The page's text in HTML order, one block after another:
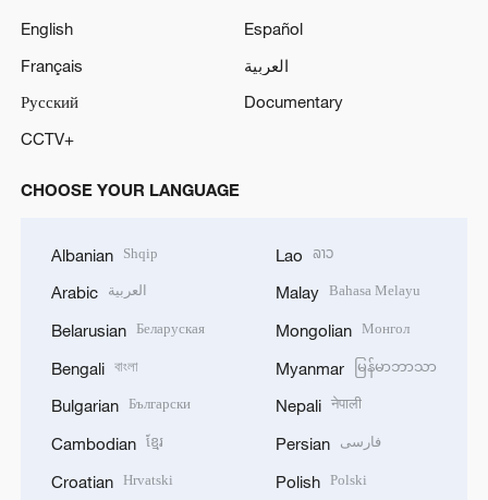
English
Español
Français
العربية
Русский
Documentary
CCTV+
CHOOSE YOUR LANGUAGE
Albanian Shqip
Arabic العربية
Belarusian Беларуская
Bengali বাংলা
Bulgarian Български
Cambodian ខ្មែរ
Croatian Hrvatski
Lao ລາວ
Malay Bahasa Melayu
Mongolian Монгол
Myanmar မြန်မာဘာသာ
Nepali नेपाली
Persian فارسی
Polish Polski